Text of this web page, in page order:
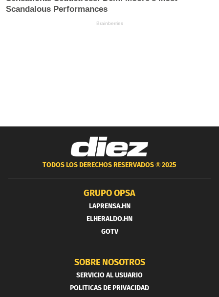
TODOS LOS DERECHOS RESERVADOS ®2025
GRUPO OPSA
LAPRENSA.HN
ELHERALDO.HN
GOTV
SOBRE NOSOTROS
SERVICIO AL USUARIO
POLITICAS DE PRIVACIDAD